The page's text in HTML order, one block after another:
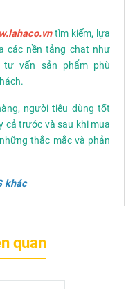
tìm kiếm, lựa
các nền tảng chat như
tư vấn sản phẩm phù
người tiêu dùng tốt
cả trước và sau khi mua
thắc mắc và phản
khác
quan